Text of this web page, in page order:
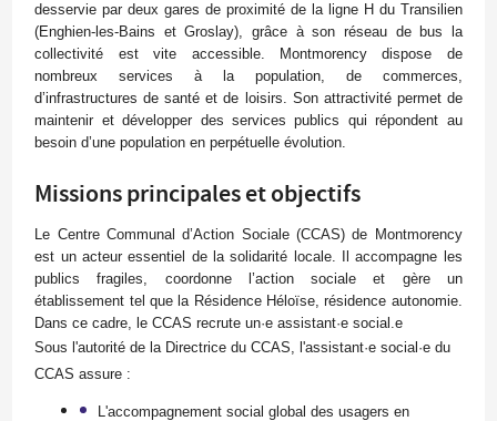
desservie par deux gares de proximité de la ligne H du Transilien
(Enghien-les-Bains et Groslay), grâce à son réseau de bus la
collectivité est vite accessible. Montmorency dispose de
nombreux services à la population, de commerces,
d’infrastructures de santé et de loisirs. Son attractivité permet de
maintenir et développer des services publics qui répondent au
besoin d’une population en perpétuelle évolution.
Missions principales et objectifs
Le Centre Communal d’Action Sociale (CCAS) de Montmorency
est un acteur essentiel de la solidarité locale. Il accompagne les
publics fragiles, coordonne l’action sociale et gère un
établissement tel que la Résidence Héloïse, résidence autonomie.
Dans ce cadre, le CCAS recrute un·e assistant·e social.e
Sous l'autorité de la Directrice du CCAS, l'assistant·e social·e du
CCAS assure :
L'accompagnement social global des usagers en